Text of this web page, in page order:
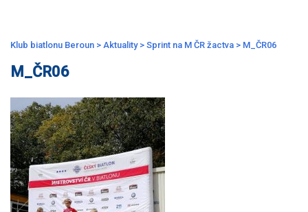
Klub biatlonu Beroun > Aktuality> Sprint na M ČR žactva > M_ČR06
M_ČR06